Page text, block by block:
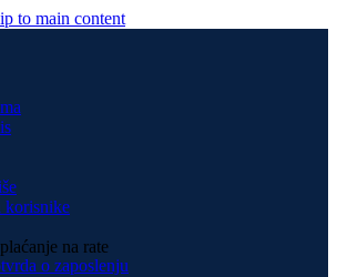
to main content
korisnike
na rate
o zaposlenju